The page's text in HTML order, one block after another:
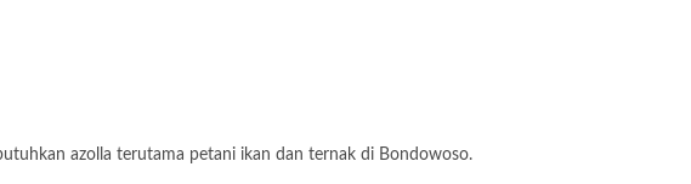
azolla terutama petani ikan dan ternak di Bondowoso.